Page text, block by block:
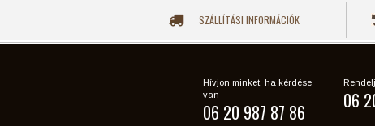
SZÁLLÍTÁSI INFORMÁCIÓK
Hívjon minket, ha kérdése
van
06 20 987 87 86 06